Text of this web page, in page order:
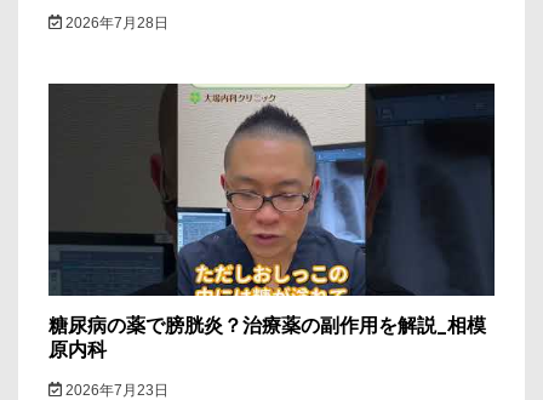
2026年7月28日
糖尿病の薬で膀胱炎？治療薬の副作用を解説_相模
原内科
2026年7月23日